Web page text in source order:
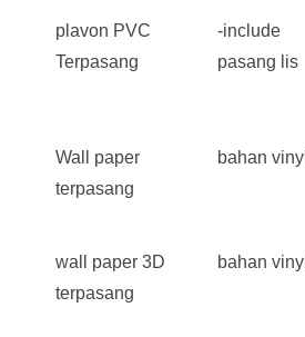
plavon PVC
Terpasang
-include
pasang lis
Wall paper
terpasang
bahan vinyl
wall paper 3D
terpasang
bahan vinyl